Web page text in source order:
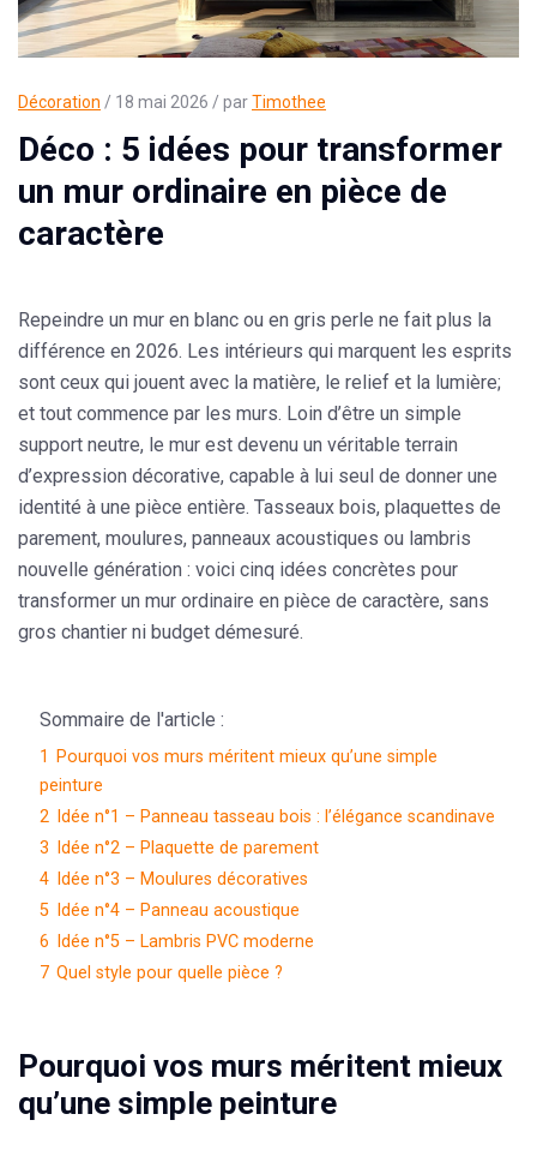
Décoration / 18 mai 2026 / parTimothee
Déco : 5 idées pour transformer
un mur ordinaire en pièce de
caractère
Repeindre un mur en blanc ou en gris perle ne fait plus la
différence en 2026. Les intérieurs qui marquent les esprits
sont ceux qui jouent avec la matière, le relief et la lumière;
et tout commence par les murs. Loin d’être un simple
support neutre, le mur est devenu un véritable terrain
d’expression décorative, capable à lui seul de donner une
identité à une pièce entière. Tasseaux bois, plaquettes de
parement, moulures, panneaux acoustiques ou lambris
nouvelle génération : voici cinq idées concrètes pour
transformer un mur ordinaire en pièce de caractère, sans
gros chantier ni budget démesuré.
Sommaire de l'article :
1
Pourquoi vos murs méritent mieux qu’une simple
peinture
2 Idée n°1 – Panneau tasseau bois : l’élégance scandinave
3
Idée n°2 – Plaquette de parement
4 Idée n°3 – Moulures décoratives
5 Idée n°4 – Panneau acoustique
6
Idée n°5 – Lambris PVC moderne
7 Quel style pour quelle pièce ?
Pourquoi vos murs méritent mieux
qu’une simple peinture